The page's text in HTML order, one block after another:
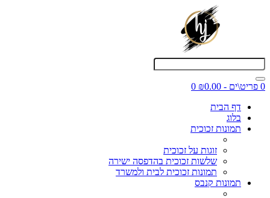
0 פריט\ים - ₪0.00
0
דף הבית
בלוג
תמונות זכוכית
זוגות על זכוכית
שלשות זכוכית בהדפסה ישירה
תמונות זכוכית לבית ולמשרד
תמונות קנבס